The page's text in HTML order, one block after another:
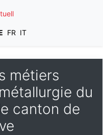
FR IT
métiers
du
canton de